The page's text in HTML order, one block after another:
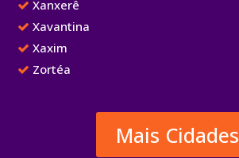
Xanxerê
Xavantina
Xaxim
Zortéa
Mais Cidades